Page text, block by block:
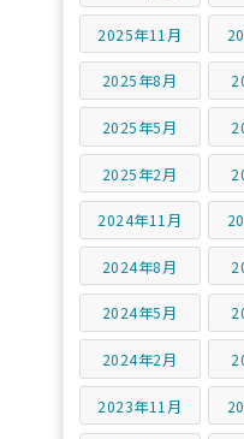
2025年11月
2025年8月
2025年5月
2025年2月
2024年11月
2024年8月
2024年5月
2024年2月
2023年11月